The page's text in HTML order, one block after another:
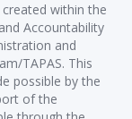
within the
Accountability
and
TAPAS. This
possible by the
of the